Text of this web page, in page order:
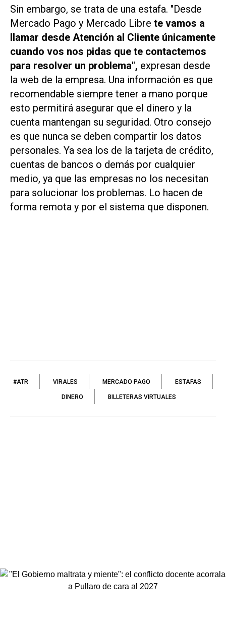
Sin embargo, se trata de una estafa. "Desde
Mercado Pago y Mercado Libre te vamos a
llamar desde Atención al Cliente únicamente
cuando vos nos pidas que te contactemos
para resolver un problema", expresan desde
la web de la empresa. Una información es que
recomendable siempre tener a mano porque
esto permitirá asegurar que el dinero y la
cuenta mantengan su seguridad. Otro consejo
es que nunca se deben compartir los datos
personales. Ya sea los de la tarjeta de crédito,
cuentas de bancos o demás por cualquier
medio, ya que las empresas no los necesitan
para solucionar los problemas. Lo hacen de
forma remota y por el sistema que disponen.
#ATR VIRALES MERCADO PAGO ESTAFAS
DINERO BILLETERAS VIRTUALES